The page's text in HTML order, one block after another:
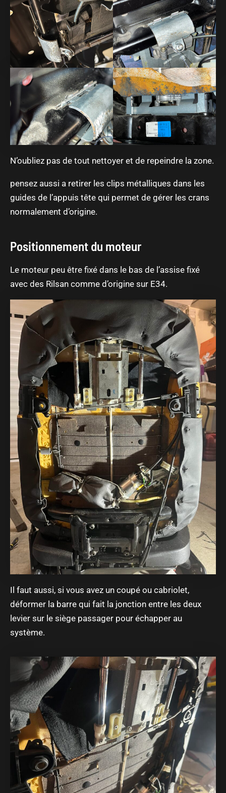
N’oubliez pas de tout nettoyer et de repeindre la zone.
pensez aussi a retirer les clips métalliques dans les
guides de l’appuis tête qui permet de gérer les crans
normalement d’origine.
Positionnement du moteur
Le moteur peu être fixé dans le bas de l’assise fixé
avec des Rilsan comme d’origine sur E34.
Il faut aussi, si vous avez un coupé ou cabriolet,
déformer la barre qui fait la jonction entre les deux
levier sur le siège passager pour échapper au
système.